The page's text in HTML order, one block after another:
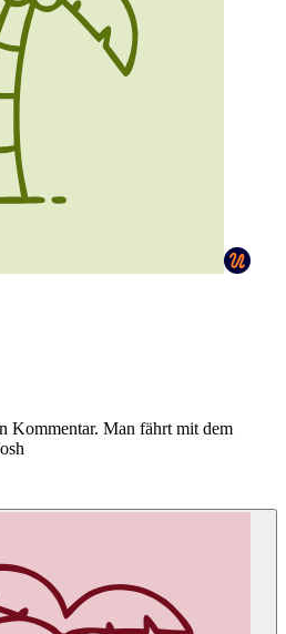
Kommentar. Man fährt mit dem